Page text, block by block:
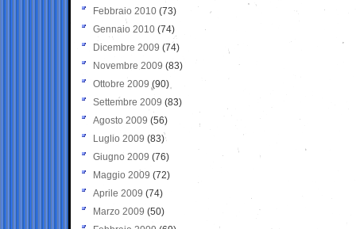
Febbraio 2010 (73)
Gennaio 2010 (74)
Dicembre 2009 (74)
Novembre 2009 (83)
Ottobre 2009 (90)
Settembre 2009 (83)
Agosto 2009 (56)
Luglio 2009 (83)
Giugno 2009 (76)
Maggio 2009 (72)
Aprile 2009 (74)
Marzo 2009 (50)